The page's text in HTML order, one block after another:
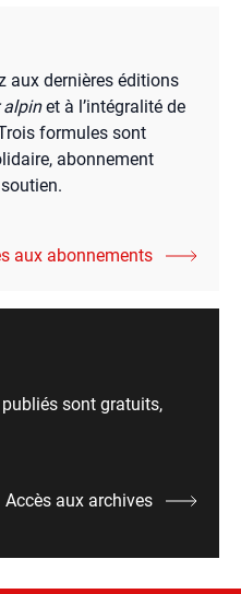
aux dernières éditions
alpinet à l’intégralité de
formules sont
abonnement
aux abonnements
sont gratuits,
Accès aux archives